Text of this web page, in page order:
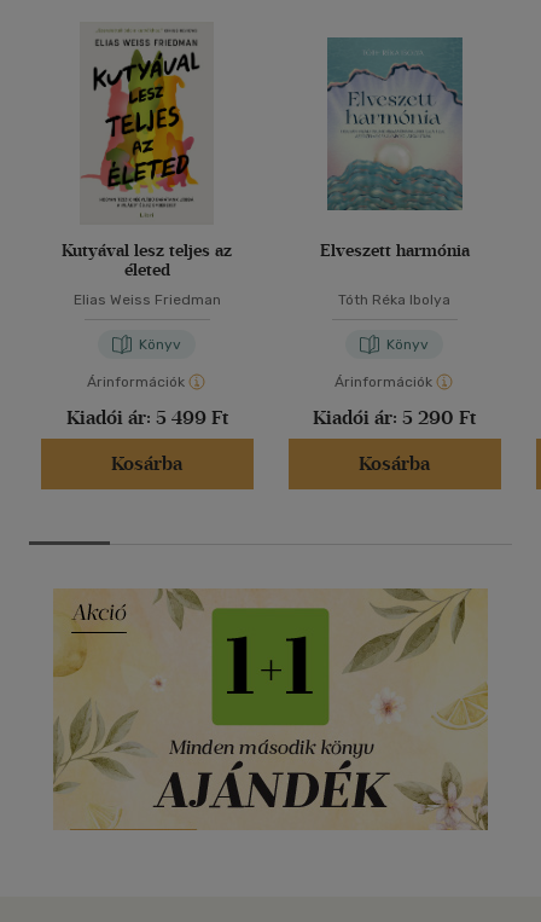
Kutyával lesz teljes az
életed
Elias Weiss Friedman
Könyv
Árinformációk
Kiadói ár: 5 499 Ft
Kosárba
Elveszett harmónia
Tóth Réka Ibolya
Könyv
Árinformációk
Kiadói ár: 5 290 Ft
Kosárba